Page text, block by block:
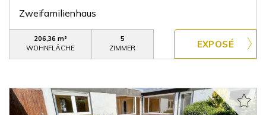
Zweifamilienhaus
206,36 m²
WOHNFLÄCHE
5
ZIMMER